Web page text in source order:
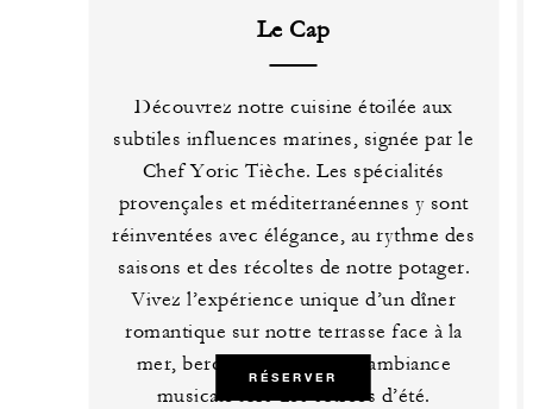
Le Cap
Découvrez notre cuisine étoilée aux
subtiles influences marines, signée par le
Chef Yoric Tièche. Les spécialités
provençales et méditerranéennes y sont
réinventées avec élégance, au rythme des
saisons et des récoltes de notre potager.
Vivez l’expérience unique d’un dîner
romantique sur notre terrasse face à la
mer, bercé par une douce ambiance
musicale lors des soirées d’été.
RÉSERVER